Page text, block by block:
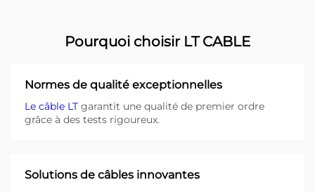
Pourquoi choisir LT CABLE
Normes de qualité exceptionnelles
Le câble LT garantit une qualité de premier ordre
grâce à des tests rigoureux.
Solutions de câbles innovantes